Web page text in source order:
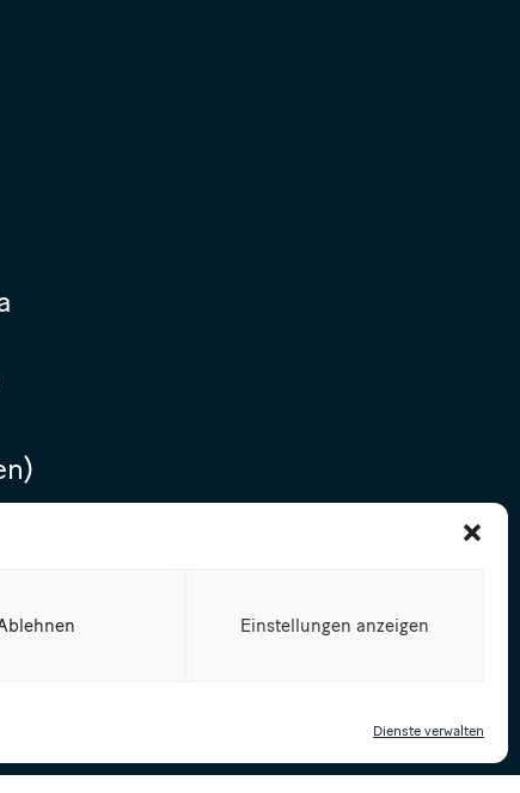
Dienste verwalten
Einstellungen anzeigen